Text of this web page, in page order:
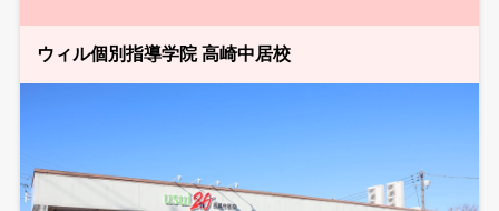
ウィル個別指導学院 高崎中居校